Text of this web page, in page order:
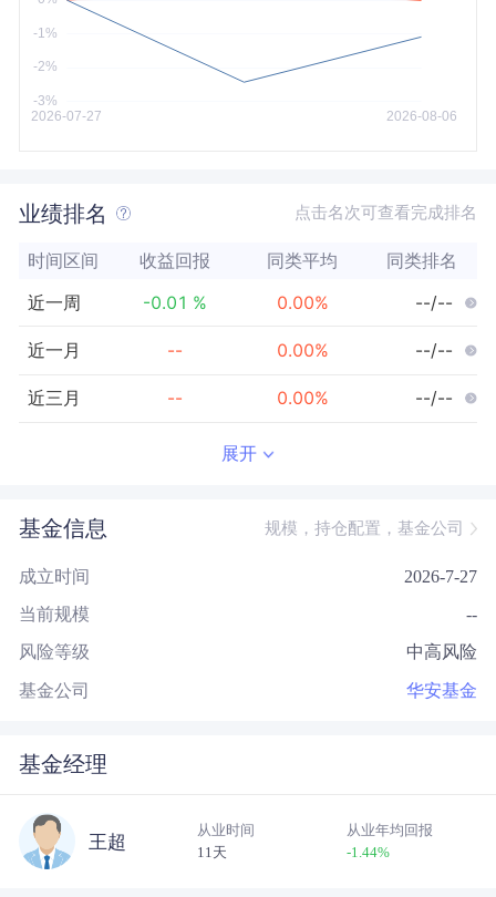
业绩排名 点击名次可查看完成排名
时间区间 收益回报 同类平均 同类排名
近一周 -0.01 % 0.00% --/--
近一月 -- 0.00% --/--
近三月 -- 0.00% --/--
近三年 0.00 % --/--
近五年 --/--
成立以来 --/--
展开
基金信息 规模，持仓配置，基金公司
成立时间 2026-7-27
当前规模 --
风险等级 中高风险
基金公司 华安基金
基金经理
王超
从业时间
11天
从业年均回报
-1.44%